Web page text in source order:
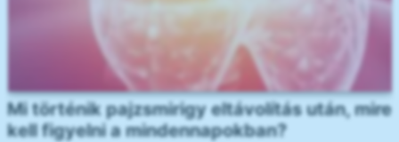
Mi történik pajzsmirigy eltávolítás után, mire
kell figyelni a mindennapokban?